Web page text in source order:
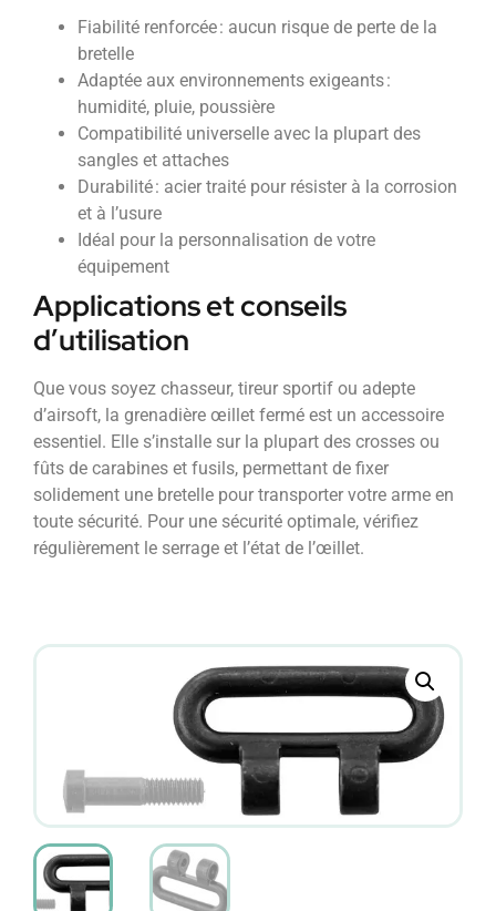
Fiabilité renforcée : aucun risque de perte de la
bretelle
Adaptée aux environnements exigeants :
humidité, pluie, poussière
Compatibilité universelle avec la plupart des
sangles et attaches
Durabilité : acier traité pour résister à la corrosion
et à l’usure
Idéal pour la personnalisation de votre
équipement
Applications et conseils
d’utilisation
Que vous soyez chasseur, tireur sportif ou adepte
d’airsoft, la grenadière œillet fermé est un accessoire
essentiel. Elle s’installe sur la plupart des crosses ou
fûts de carabines et fusils, permettant de fixer
solidement une bretelle pour transporter votre arme en
toute sécurité. Pour une sécurité optimale, vérifiez
régulièrement le serrage et l’état de l’œillet.